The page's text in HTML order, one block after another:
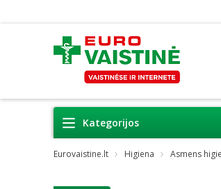
Kategorijos
Eurovaistine.lt Higiena Asmens